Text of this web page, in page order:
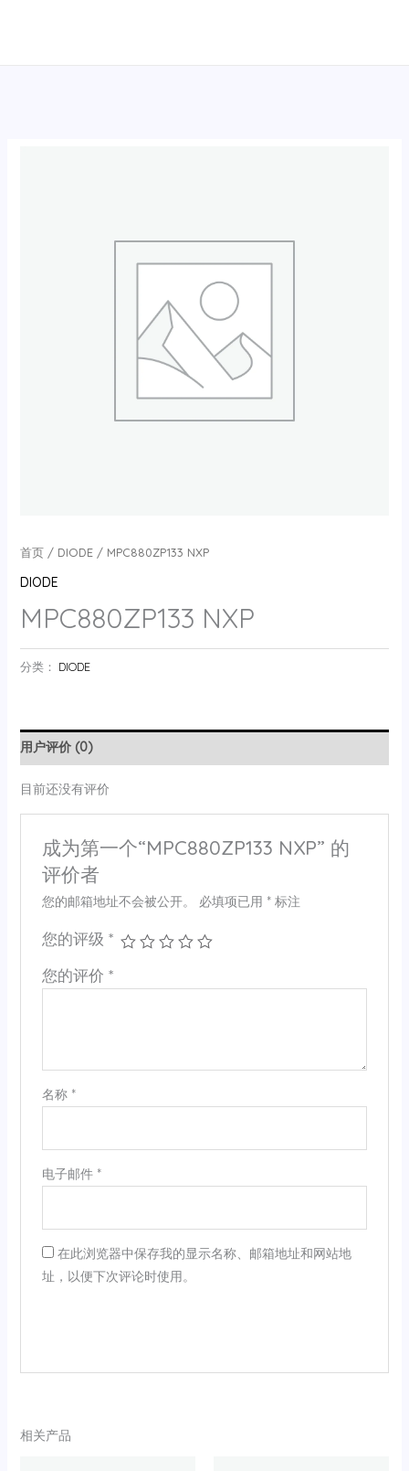
首页/ DIODE/ MPC880ZP133 NXP
DIODE
MPC880ZP133 NXP
分类： DIODE
用户评价 (0)
目前还没有评价
成为第一个“MPC880ZP133 NXP” 的
评价者
您的邮箱地址不会被公开。 必填项已用 *标注
您的评级 *
您的评价 *
名称 *
电子邮件 *
在此浏览器中保存我的显示名称、邮箱地址和网站地
址，以便下次评论时使用。
相关产品